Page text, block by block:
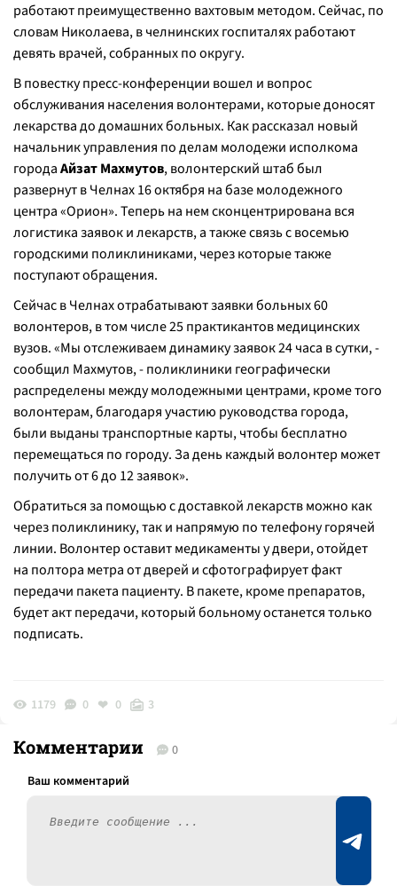
работают преимущественно вахтовым методом. Сейчас, по
словам Николаева, в челнинских госпиталях работают
девять врачей, собранных по округу.
В повестку пресс-конференции вошел и вопрос
обслуживания населения волонтерами, которые доносят
лекарства до домашних больных. Как рассказал новый
начальник управления по делам молодежи исполкома
городаАйзат Махмутов, волонтерский штаб был
развернут в Челнах 16 октября на базе молодежного
центра «Орион». Теперь на нем сконцентрирована вся
логистика заявок и лекарств, а также связь с восемью
городскими поликлиниками, через которые также
поступают обращения.
Сейчас в Челнах отрабатывают заявки больных 60
волонтеров, в том числе 25 практикантов медицинских
вузов. «Мы отслеживаем динамику заявок 24 часа в сутки, -
сообщил Махмутов,- поликлиники географически
распределены между молодежными центрами, кроме того
волонтерам, благодаря участию руководства города,
были выданы транспортные карты, чтобы бесплатно
перемещаться по городу. За день каждый волонтер может
получить от 6 до 12 заявок».
Обратиться за помощью с доставкой лекарств можно как
через поликлинику, так и напрямую по телефону горячей
линии. Волонтер оставит медикаменты у двери, отойдет
на полтора метра от дверей и сфотографирует факт
передачи пакета пациенту. В пакете, кроме препаратов,
будет акт передачи, который больному останется только
подписать.
1179 0 0 3
Комментарии 0